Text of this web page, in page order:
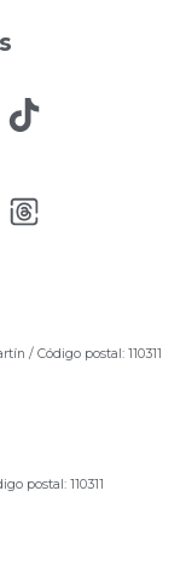
/ Código postal: 110311
postal: 110311